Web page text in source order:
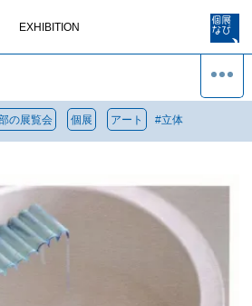
EXHIBITION
の展覧会 個展 アート #立体